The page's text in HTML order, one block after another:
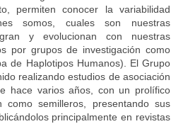
permiten conocer la variabilidad
somos, cuales son nuestras
y evolucionan con nuestras
por grupos de investigación como
de Haplotipos Humanos). El Grupo
realizando estudios de asociación
hace varios años, con un prolífico
semilleros, presentando sus
principalmente en revistas